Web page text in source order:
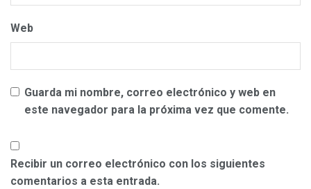
Web
Guarda mi nombre, correo electrónico y web en
este navegador para la próxima vez que comente.
Recibir un correo electrónico con los siguientes
comentarios a esta entrada.